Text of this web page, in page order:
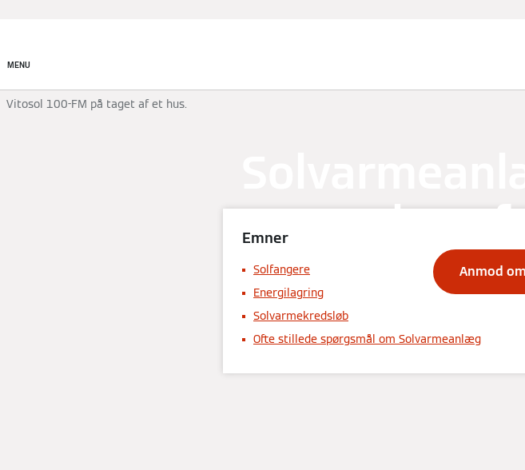
MENU
kort
Anmod
Vitosol 100-FM på taget af et hus.
Emner
Solfangere
Energilagring
Solvarmekredsløb
Ofte stillede spørgsmål om Solvarmeanlæg